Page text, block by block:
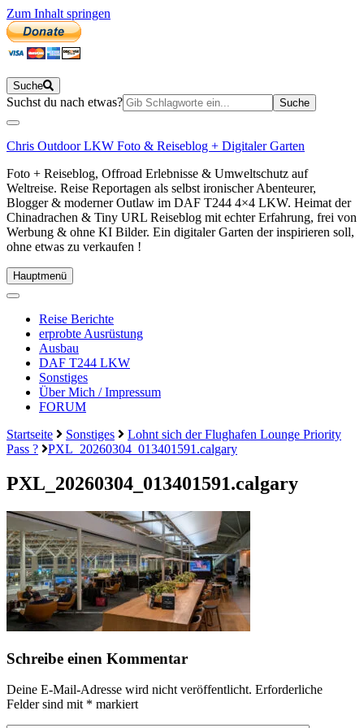
Zum Inhalt springen
Suche
Suchen
Suchst du nach etwas?
Chris Outdoor LKW Foto & Reiseblog + Digitaler Garten
Foto + Reiseblog, Offroad Erlebnisse & Umweltschutz auf
Weltreise. Reise Reportagen als selbst ironischer Abenteurer,
Blogger & moderner Outlaw im DAF T244 4×4 LKW. Heimat der
Chinadrachen & Tiny URL Reiseblog mit echter Erfahrung, frei von
Werbung & ohne KI Bilder. Ein digitaler Garten der inspirieren soll,
ohne etwas zu verkaufen !
Hauptmenü
Reise Berichte
erprobte Ausrüstung
Ausbau
DAF T244 LKW
Sonstiges
Über Mich / Impressum
FORUM
Startseite
Sonstiges
Lohnt sich der Flughafen Lounge Priority
Pass ?
PXL_20260304_013401591.calgary
PXL_20260304_013401591.calgary
Schreibe einen Kommentar
Deine E-Mail-Adresse wird nicht veröffentlicht. Erforderliche
Felder sind mit * markiert